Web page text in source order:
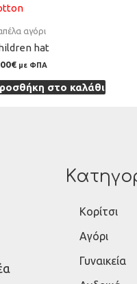
αγόρι
hat
€ με ΦΠΑ
στο καλάθι
Κορίτσι
Αγόρι
Γυναικεία